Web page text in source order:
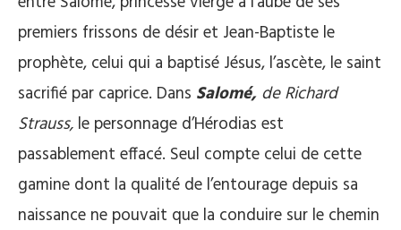
premiers frissons de désir et Jean-Baptiste le
prophète, celui qui a baptisé Jésus, l’ascète, le saint
sacrifié par caprice. Dans Salomé, de Richard
Strauss, le personnage d’Hérodias est
passablement effacé. Seul compte celui de cette
gamine dont la qualité de l’entourage depuis sa
naissance ne pouvait que la conduire sur le chemin